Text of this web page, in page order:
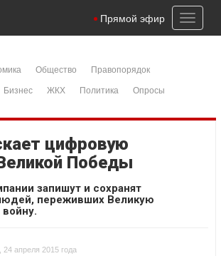
Toggle
Прямой эфир
Общество
Правопорядок
Бизнес ЖКХ Политика
Опросы
цифровую
Победы
запишут и сохранят
переживших Великую
24 апреля 2015 года